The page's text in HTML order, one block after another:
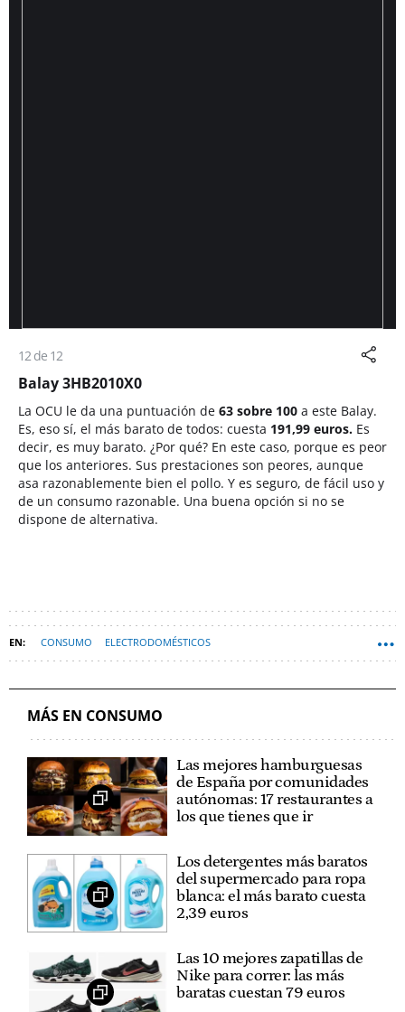
12 de 12
Balay 3HB2010X0
La OCU le da una puntuación de 63 sobre 100 a este Balay.
Es, eso sí, el más barato de todos: cuesta 191,99 euros. Es
decir, es muy barato. ¿Por qué? En este caso, porque es peor
que los anteriores. Sus prestaciones son peores, aunque
asa razonablemente bien el pollo. Y es seguro, de fácil uso y
de un consumo razonable. Una buena opción si no se
dispone de alternativa.
CONSUMO ELECTRODOMÉSTICOS
MÁS EN CONSUMO
Las mejores hamburguesas
de España por comunidades
autónomas: 17 restaurantes a
los que tienes que ir
Los detergentes más baratos
del supermercado para ropa
blanca: el más barato cuesta
2,39 euros
Las 10 mejores zapatillas de
Nike para correr: las más
baratas cuestan 79 euros